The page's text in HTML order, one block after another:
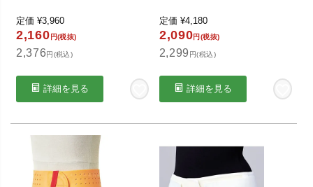
定価 ¥3,960
2,160 円(税抜)
2,376円(税込)
詳細を見る
定価 ¥4,180
2,090円(税抜)
2,299 円(税込)
詳細を見る